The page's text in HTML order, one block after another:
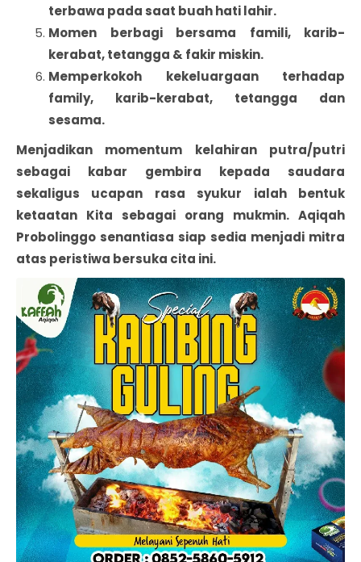
terbawa pada saat buah hati lahir.
Momen berbagi bersama famili, karib-
kerabat, tetangga & fakir miskin.
Memperkokoh kekeluargaan terhadap
family, karib-kerabat, tetangga dan
sesama.
Menjadikan momentum kelahiran putra/putri
sebagai kabar gembira kepada saudara
sekaligus ucapan rasa syukur ialah bentuk
ketaatan Kita sebagai orang mukmin. Aqiqah
Probolinggo senantiasa siap sedia menjadi mitra
atas peristiwa bersuka cita ini.